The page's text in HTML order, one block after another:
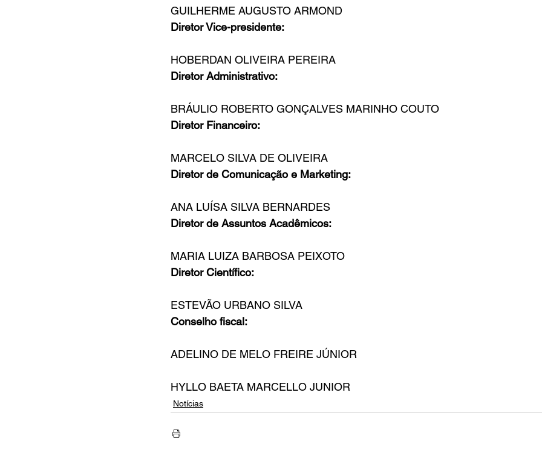
GUILHERME AUGUSTO ARMOND
Diretor Vice-presidente:
HOBERDAN OLIVEIRA PEREIRA
Diretor Administrativo:
BRÁULIO ROBERTO GONÇALVES MARINHO COUTO
Diretor Financeiro:
MARCELO SILVA DE OLIVEIRA
Diretor de Comunicação e Marketing:
ANA LUÍSA SILVA BERNARDES
Diretor de Assuntos Acadêmicos:
MARIA LUIZA BARBOSA PEIXOTO
Diretor Científico:
ESTEVÃO URBANO SILVA
Conselho fiscal:
ADELINO DE MELO FREIRE JÚNIOR
HYLLO BAETA MARCELLO JUNIOR
Notícias